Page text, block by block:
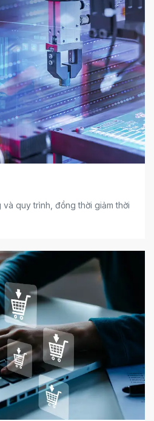
quy trình, đồng thời giảm thời